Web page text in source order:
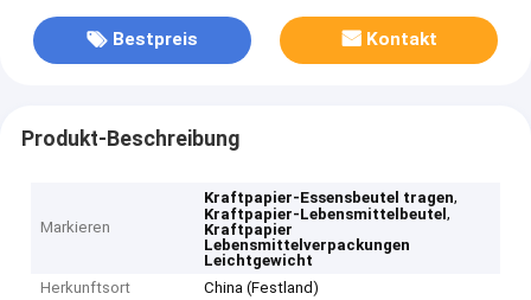
Bestpreis Kontakt
Produkt-Beschreibung
Markieren
Kraftpapier-Essensbeutel tragen,
Kraftpapier-Lebensmittelbeutel,
Kraftpapier
Lebensmittelverpackungen
Leichtgewicht
Herkunftsort
China (Festland)